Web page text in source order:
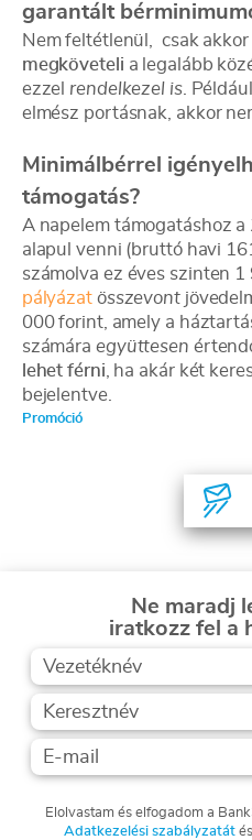
garantált
Nem feltétlenül, csak akkor
megköveteli a legalább
ezzel rendelkezel is.
elmész portásnak, akkor
Minimálbérrel
támogatás?
A napelem támogatáshoz a
alapul venni (bruttó havi
számolva ez éves szinten
pályázat összevont
000 forint, amely a
számára együttesen
lehet férni , ha akár két
bejelentve.
Promóció
Ne maradj
iratkozz fel a
Elolvastam és elfogadom a
Adatkezelési szabályzatátés